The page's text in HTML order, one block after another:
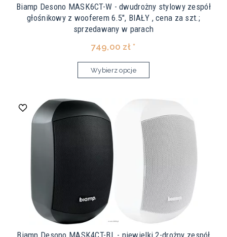
Biamp Desono MASK6CT-W - dwudrożny stylowy zespół
głośnikowy z wooferem 6.5", BIAŁY , cena za szt.;
sprzedawany w parach
749,00 zł *
Wybierz opcje